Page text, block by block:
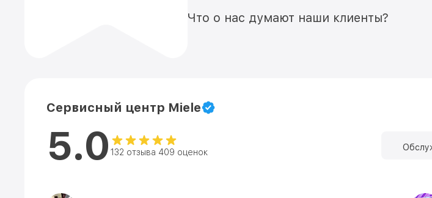
Что о нас думают наши клиенты?
Сервисный центр Miele
5.0 132 отзыва 409 оценок